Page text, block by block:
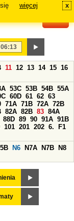
więcej x
11 12 13 14 15 16
53C 53B 54B 55A
60D 61 62 63
71A 71B 72A 72B
82A 82B 83 84A
88D 89 90 91A 91B
101 201 202 6.
F1
N6 N7A N7B
N8